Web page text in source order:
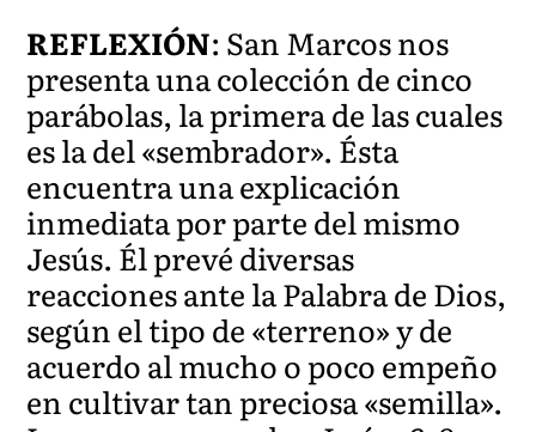
REFLEXIÓN: San Marcos nos
presenta una colección de cinco
parábolas, la primera de las cuales
es la del «sembrador». Ésta
encuentra una explicación
inmediata por parte del mismo
Jesús. Él prevé diversas
reacciones ante la Palabra de Dios,
según el tipo de «terreno» y de
acuerdo al mucho o poco empeño
en cultivar tan preciosa «semilla».